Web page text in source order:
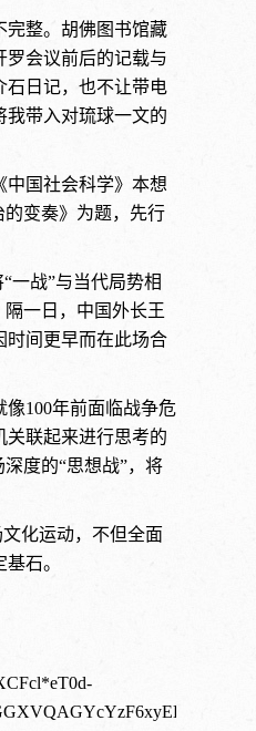
完整。胡佛图书馆藏
罗会议前后的记载与
石日记，也不让带电
我带入对琉球一文的
中国社会科学》本想
变奏》为题，先行
一战”与当代局势相
一日，中国外长王
时间更早而在此场合
100年前面临战争危
关联起来进行思考的
度的“思想战”，将
化运动，不但全面
石。